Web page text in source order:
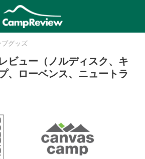
プグッズ
ビュー（ノルディスク、キ
、ローベンス、ニュートラ